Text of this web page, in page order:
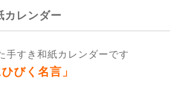
カレンダー
手すき和紙カレンダーです
ひびく名言」